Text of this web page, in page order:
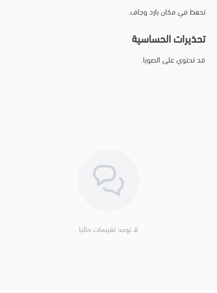
تحفظ في مكان بارد وجاف.
تحذيرات الحساسية
قد تحتوي على الصويا.
لا توجد تقييمات حاليا